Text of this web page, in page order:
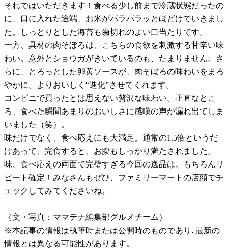
それではいただきます！食べる少し前まで冷蔵状態だったの
に、口に入れた途端、お米がパラパラッとほどけていきまし
た。しっとりとした海苔も歯切れのよい口当たりです。
一方、具材の肉そぼろは、こちらの食欲を刺激する甘辛い味
わい。意外とショウガがきいているのも、たまりません。さ
らに、とろっとした卵黄ソースが、肉そぼろの味わいをまろ
やかに。よりおいしく“進化”させてくれます。
コンビニで買ったとは思えない贅沢な味わい。正直なとこ
ろ、食べた瞬間あまりのおいしさに感嘆の声が漏れ出てしま
いました（笑）。
味だけでなく、食べ応えにも大満足。通常の1.5倍というだ
けあって、完食すると、お腹もしっかり満たされました。
味、食べ応えの両面で完璧すぎる今回の逸品は、もちろんリ
ピート確定！みなさんもぜひ、ファミリーマートの店頭でチ
ェックしてみてくださいね。
（文・写真：ママテナ編集部グルメチーム）
※本記事の情報は執筆時または公開時のものであり､最新の
情報とは異なる可能性があります。